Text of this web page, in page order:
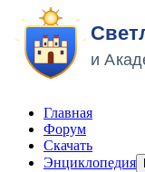
Главная
Форум
Скачать
Энциклопедия